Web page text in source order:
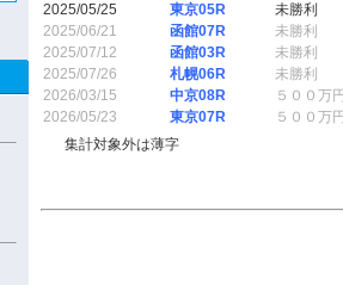
2025/05/25
東京05R
未勝利
2025/06/21
函館07R
未勝利
2025/07/12
函館03R
未勝利
2025/07/26
札幌06R
未勝利
2026/03/15
中京08R
５００万
2026/05/23
東京07R
５００万
集計対象外は薄字